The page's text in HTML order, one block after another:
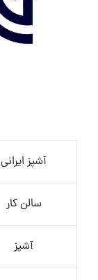
آشپز ایرانی
سالن کار
آشپز